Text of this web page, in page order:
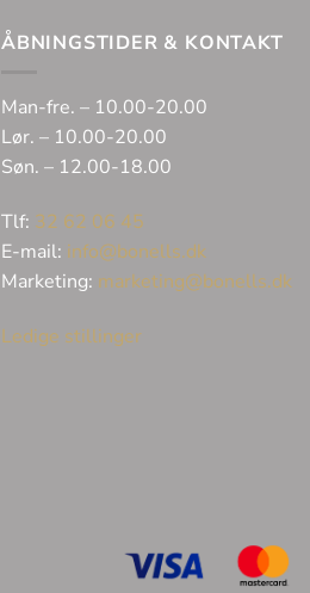
ÅBNINGSTIDER & KONTAKT
Man-fre. – 10.00-20.00
Lør. – 10.00-20.00
Søn. – 12.00-18.00
Tlf: 32 62 06 45
E-mail: info@bonells.dk
Marketing: marketing@bonells.dk
Ledige stillinger